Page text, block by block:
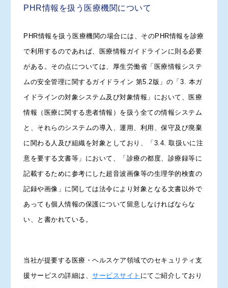
PHR情報を扱う医療機関について
PHR情報を扱う医療機関の場合には、そのPHR情報を診療
で利用するのであれば、医療情報ガイドラインに則る必要
がある。その点については、厚生労働省「医療情報システ
ムの安全管理に関するガイドライン 第5.2版」の「3. 本ガ
イドラインの対象システム及び対象情報」において、医療
情報（医療に関する患者情報）を扱う全ての情報システム
と、それらのシステムの導入、運用、利用、保守及び廃棄
に関わる人及び組織を対象としており、「3.4. 取扱いに注
意を要する文書等」において、「診療の都度、診療録等に
記載するために参考にした超音波画像等の生理学的検査の
記録や画像」に関しては法令により対象となる文書以外で
あっても個人情報の保護について留意しなければならな
い、と書かれている。
当社が提要する医療・ヘルスケア領域でのセキュリティ支
援サービスの詳細は、サービスサイト にてご紹介しており